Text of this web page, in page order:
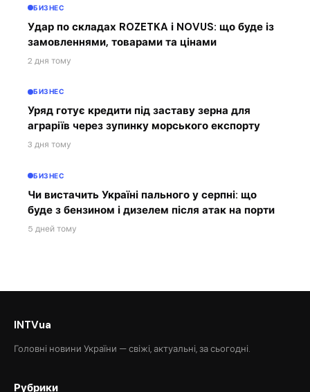
БИЗНЕС
Удар по складах ROZETKA і NOVUS: що буде із
замовленнями, товарами та цінами
2 дня тому
БИЗНЕС
Уряд готує кредити під заставу зерна для
аграріїв через зупинку морського експорту
3 дня тому
БИЗНЕС
Чи вистачить Україні пального у серпні: що
буде з бензином і дизелем після атак на порти
5 дней тому
INTVua
Головні новини України — свіжі, актуальні, за сьогодні.
Рубрики